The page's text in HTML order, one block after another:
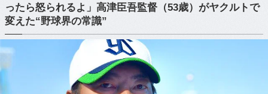
ったら怒られるよ」高津臣吾監督（53歳）がヤクルトで
変えた“野球界の常識”